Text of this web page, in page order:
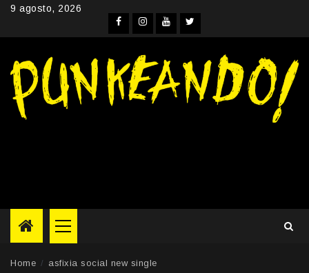
Skip9 agosto, 2026
Facebook
Instagram
YouTube
Twitter
Primary
Menu
Home asfixia social new single